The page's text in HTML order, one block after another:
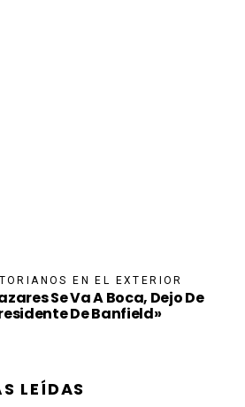
EN EL EXTERIOR
Se Va A Boca, Dejo De
De Banfield»
LEÍDAS